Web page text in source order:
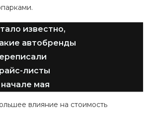
известно,
автобренды
листы
начале мая
влияние на стоимость